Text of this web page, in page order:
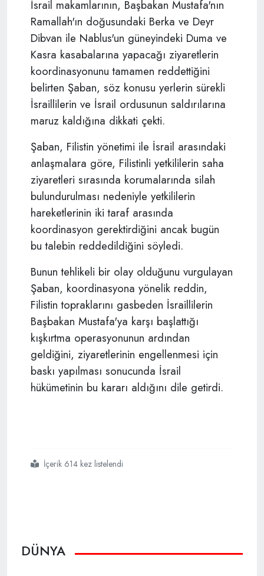
İsrail makamlarının, Başbakan Mustafa'nın
Ramallah'ın doğusundaki Berka ve Deyr
Dibvan ile Nablus'un güneyindeki Duma ve
Kasra kasabalarına yapacağı ziyaretlerin
koordinasyonunu tamamen reddettiğini
belirten Şaban, söz konusu yerlerin sürekli
İsraillilerin ve İsrail ordusunun saldırılarına
maruz kaldığına dikkati çekti.
Şaban, Filistin yönetimi ile İsrail arasındaki
anlaşmalara göre, Filistinli yetkililerin saha
ziyaretleri sırasında korumalarında silah
bulundurulması nedeniyle yetkililerin
hareketlerinin iki taraf arasında
koordinasyon gerektirdiğini ancak bugün
bu talebin reddedildiğini söyledi.
Bunun tehlikeli bir olay olduğunu vurgulayan
Şaban, koordinasyona yönelik reddin,
Filistin topraklarını gasbeden İsraillilerin
Başbakan Mustafa'ya karşı başlattığı
kışkırtma operasyonunun ardından
geldiğini, ziyaretlerinin engellenmesi için
baskı yapılması sonucunda İsrail
hükümetinin bu kararı aldığını dile getirdi.
#gazze
#israil
#çocuk katliamı
#soykırımİçerik 614 kez listelendi
DÜNYA